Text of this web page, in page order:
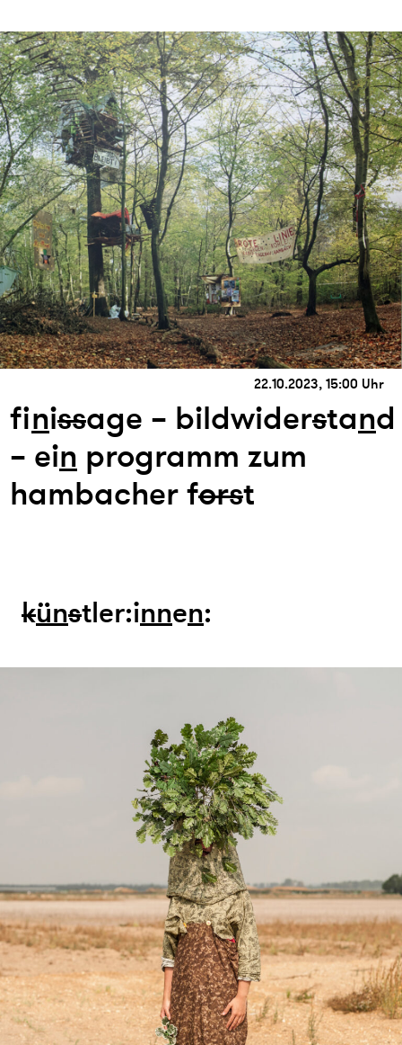
22.10.2023, 15:00 Uhr
finissage – bildwiderstand
– ein programm zum
hambacher forst
künstler:innen: